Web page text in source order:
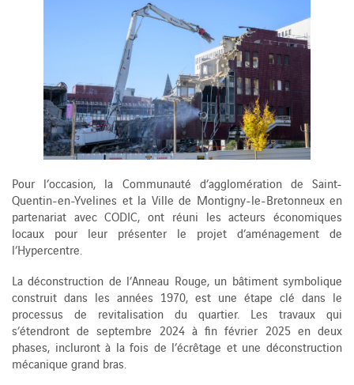
Pour l’occasion, la Communauté d’agglomération de Saint-
Quentin-en-Yvelines et la Ville de Montigny-le-Bretonneux en
partenariat avec CODIC, ont réuni les acteurs économiques
locaux pour leur présenter le projet d’aménagement de
l’Hypercentre.
La déconstruction de l’Anneau Rouge, un bâtiment symbolique
construit dans les années 1970, est une étape clé dans le
processus de revitalisation du quartier. Les travaux qui
s’étendront de septembre 2024 à fin février 2025 en deux
phases, incluront à la fois de l’écrêtage et une déconstruction
mécanique grand bras.